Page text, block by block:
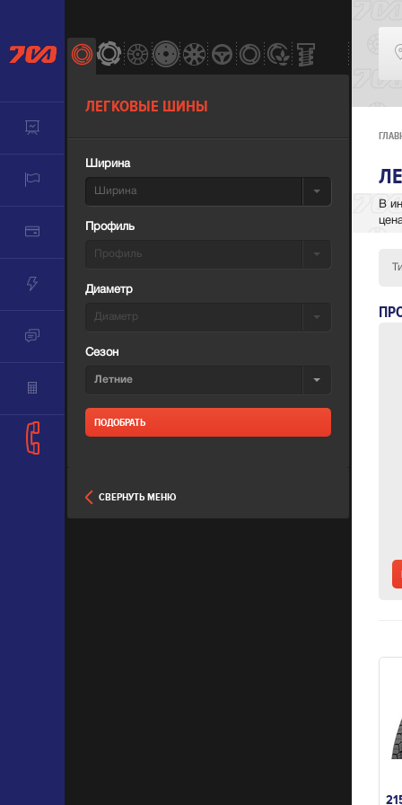
ЛЕГКОВЫЕ ШИНЫ
Ширина
Ширина
Профиль
Профиль
Диаметр
Диаметр
Сезон
Летние
СВЕРНУТЬ МЕНЮ
В